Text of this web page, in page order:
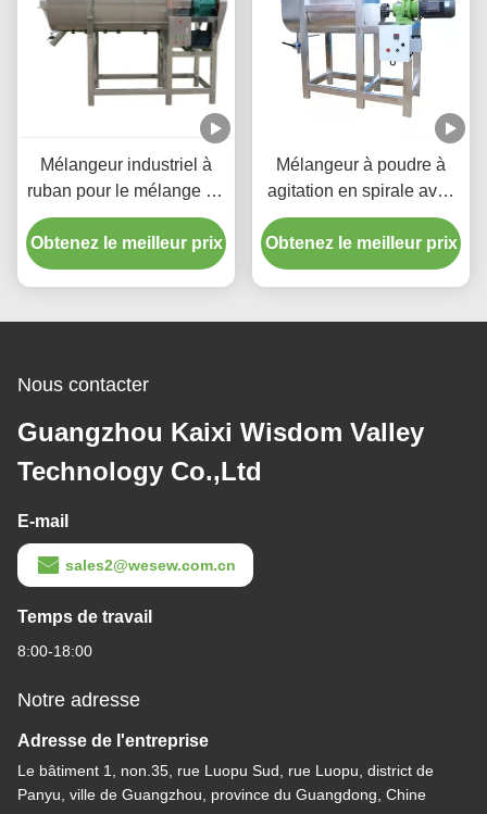
Mélangeur industriel à
ruban pour le mélange de
poudres en acier
inoxydable avec
chauffage électrique à
Obtenez le meilleur prix
Mélangeur à poudre à
agitation en spirale avec
une plage de vitesse de
30-39 tr/min et chauffage
électrique
Obtenez le meilleur prix
Nous contacter
Guangzhou Kaixi Wisdom Valley
Technology Co.,Ltd
E-mail
sales2@wesew.com.cn
Temps de travail
8:00-18:00
Notre adresse
Adresse de l'entreprise
Le bâtiment 1, non.35, rue Luopu Sud, rue Luopu, district de
Panyu, ville de Guangzhou, province du Guangdong, Chine